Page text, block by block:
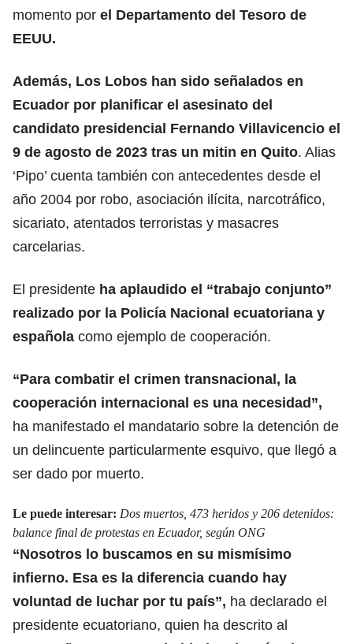
momento por el Departamento del Tesoro de
EEUU.
Además, Los Lobos han sido señalados en
Ecuador por planificar el asesinato del
candidato presidencial Fernando Villavicencio el
9 de agosto de 2023 tras un mitin en Quito. Alias
‘Pipo’ cuenta también con antecedentes desde el
año 2004 por robo, asociación ilícita, narcotráfico,
sicariato, atentados terroristas y masacres
carcelarias.
El presidente ha aplaudido el “trabajo conjunto”
realizado por la Policía Nacional ecuatoriana y
española como ejemplo de cooperación.
“Para combatir el crimen transnacional, la
cooperación internacional es una necesidad”,
ha manifestado el mandatario sobre la detención de
un delincuente particularmente esquivo, que llegó a
ser dado por muerto.
Le puede interesar: Dos muertos, 473 heridos y 206 detenidos:
balance final de protestas en Ecuador, según ONG
“Nosotros lo buscamos en su mismísimo
infierno. Esa es la diferencia cuando hay
voluntad de luchar por tu país”, ha declarado el
presidente ecuatoriano, quien ha descrito al